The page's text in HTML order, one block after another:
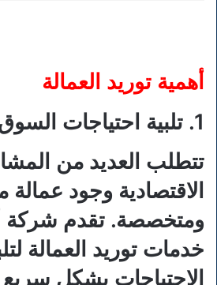
أهمية توريد العمالة
1. تلبية احتياجات السوق
تتطلب العديد من
الاقتصادية وجود عمالة
ومتخصصة. تقدم شركة
خدمات توريد العمالة
الاحتياجات بشكل